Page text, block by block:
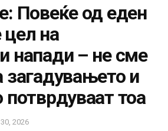
Повеќе од еден
на
напади – не сме
загадувањето и
потврдуваат тоа
2026